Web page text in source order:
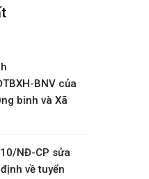
BNV của
binh và Xã
NĐ-CP sửa
về tuyển